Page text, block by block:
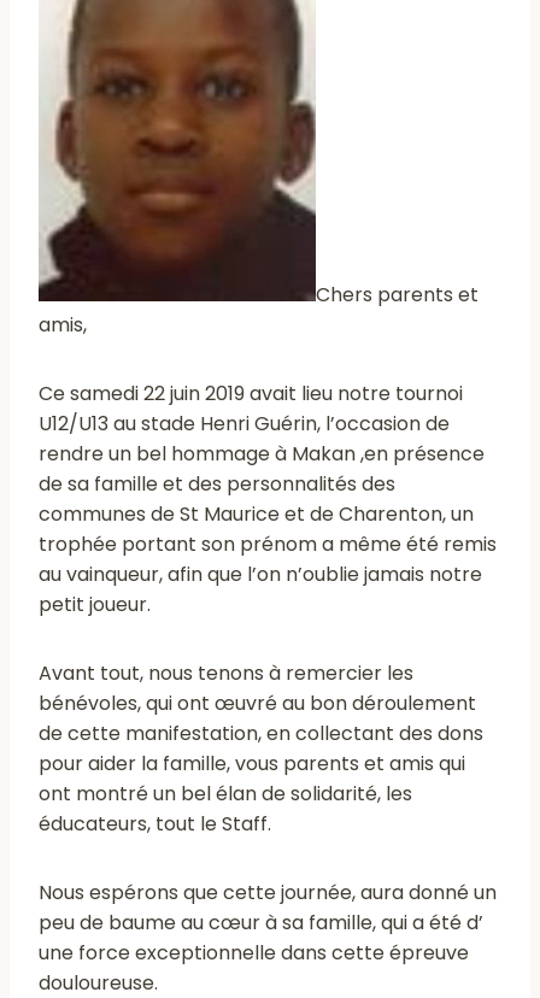
Chers parents et
amis,
Ce samedi 22 juin 2019 avait lieu notre tournoi
U12/U13 au stade Henri Guérin, l’occasion de
rendre un bel hommage à Makan ,en présence
de sa famille et des personnalités des
communes de St Maurice et de Charenton, un
trophée portant son prénom a même été remis
au vainqueur, afin que l’on n’oublie jamais notre
petit joueur.
Avant tout, nous tenons à remercier les
bénévoles, qui ont œuvré au bon déroulement
de cette manifestation, en collectant des dons
pour aider la famille, vous parents et amis qui
ont montré un bel élan de solidarité, les
éducateurs, tout le Staff.
Nous espérons que cette journée, aura donné un
peu de baume au cœur à sa famille, qui a été d’
une force exceptionnelle dans cette épreuve
douloureuse.